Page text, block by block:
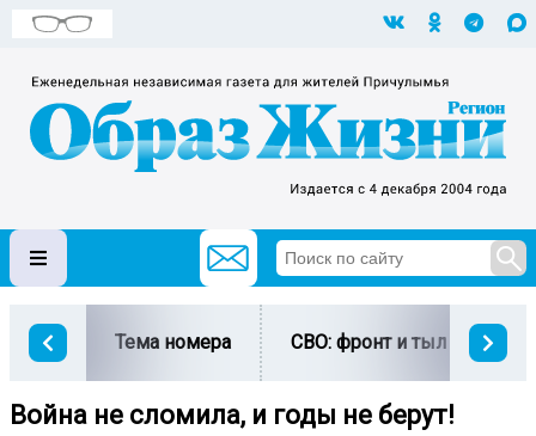
Тема номера СВО: фронт и тыл
Война не сломила, и годы не берут!